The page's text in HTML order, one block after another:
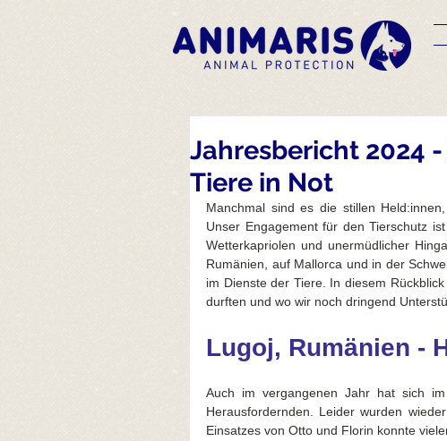
Jahresbericht 2024
Tiere in Not
Manchmal sind es die stillen
Unser Engagement für den Tierschutz
Wetterkapriolen und unermüdlicher
Rumänien, auf Mallorca und in der
im Dienste der Tiere. In diesem
durften und wo wir noch dringend
Lugoj, Rumänien -
Auch im vergangenen Jahr hat sich
Herausfordernden. Leider wurden
Einsatzes von Otto und Florin konnte